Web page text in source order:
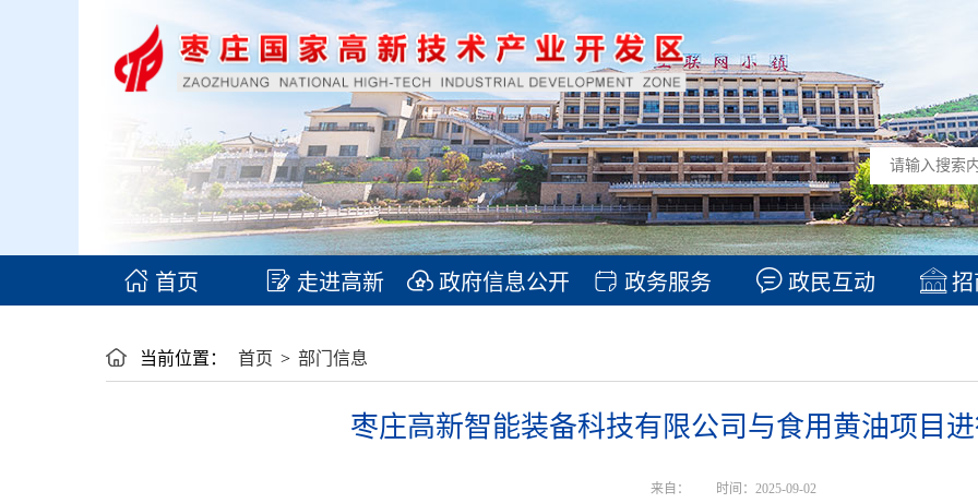
首页 走进高新 政府信息公开 政务服务 政民互动 招
当前位置： 首页 > 部门信息
枣庄高新智能装备科技有限公司与食用黄油项目
来自： 时间：2025-09-02